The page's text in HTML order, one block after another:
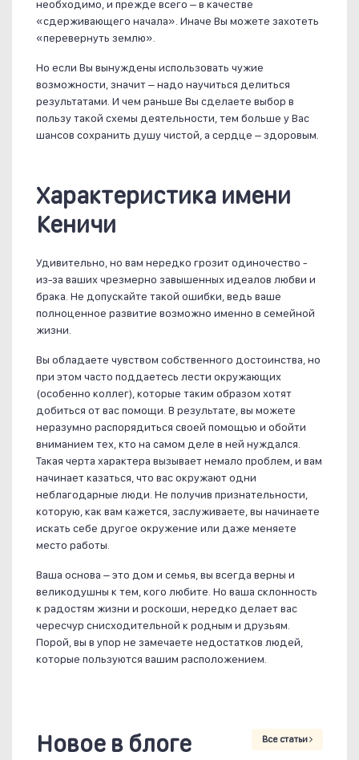
необходимо, и прежде всего – в качестве
«сдерживающего начала». Иначе Вы можете захотеть
«перевернуть землю».
Но если Вы вынуждены использовать чужие
возможности, значит – надо научиться делиться
результатами. И чем раньше Вы сделаете выбор в
пользу такой схемы деятельности, тем больше у Вас
шансов сохранить душу чистой, а сердце – здоровым.
Характеристика имени
Кеничи
Удивительно, но вам нередко грозит одиночество -
из-за ваших чрезмерно завышенных идеалов любви и
брака. Не допускайте такой ошибки, ведь ваше
полноценное развитие возможно именно в семейной
жизни.
Вы обладаете чувством собственного достоинства, но
при этом часто поддаетесь лести окружающих
(особенно коллег), которые таким образом хотят
добиться от вас помощи. В результате, вы можете
неразумно распорядиться своей помощью и обойти
вниманием тех, кто на самом деле в ней нуждался.
Такая черта характера вызывает немало проблем, и вам
начинает казаться, что вас окружают одни
неблагодарные люди. Не получив признательности,
которую, как вам кажется, заслуживаете, вы начинаете
искать себе другое окружение или даже меняете
место работы.
Ваша основа – это дом и семья, вы всегда верны и
великодушны к тем, кого любите. Но ваша склонность
к радостям жизни и роскоши, нередко делает вас
чересчур снисходительной к родным и друзьям.
Порой, вы в упор не замечаете недостатков людей,
которые пользуются вашим расположением.
Новое в блоге Все статьи